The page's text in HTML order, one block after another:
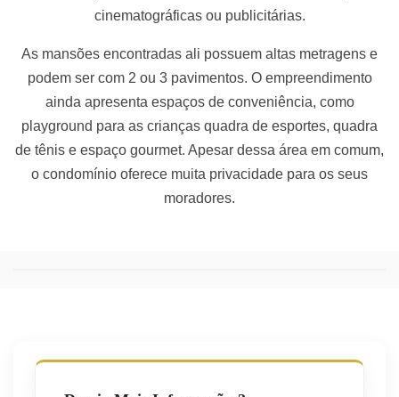
cinematográficas ou publicitárias.
As mansões encontradas ali possuem altas metragens e
podem ser com 2 ou 3 pavimentos. O empreendimento
ainda apresenta espaços de conveniência, como
playground para as crianças quadra de esportes, quadra
de tênis e espaço gourmet. Apesar dessa área em comum,
o condomínio oferece muita privacidade para os seus
moradores.